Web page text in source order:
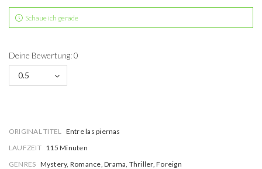
Schaue ich gerade
Deine Bewertung: 0
0.5
ORIGINAL TITEL Entre las piernas
LAUFZEIT 115 Minuten
GENRES Mystery, Romance, Drama, Thriller, Foreign